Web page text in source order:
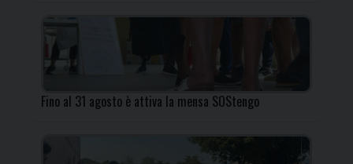
Fino al 31 agosto è attiva la mensa SOStengo